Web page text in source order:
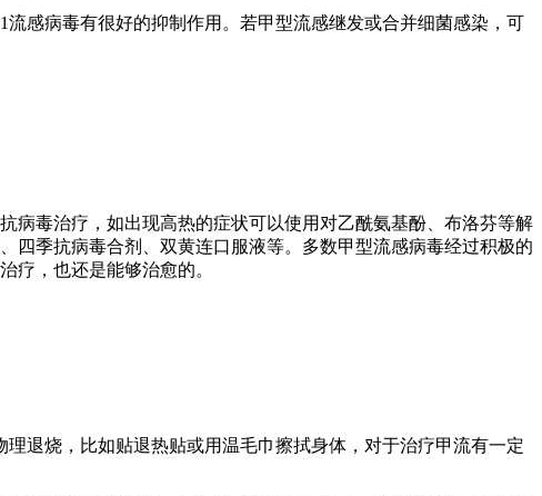
感病毒有很好的抑制作用。若甲型流感继发或合并细菌感染，可
病毒治疗，如出现高热的症状可以使用对乙酰氨基酚、布洛芬等解
四季抗病毒合剂、双黄连口服液等。多数甲型流感病毒经过积极的
疗，也还是能够治愈的。
退烧，比如贴退热贴或用温毛巾擦拭身体，对于治疗甲流有一定